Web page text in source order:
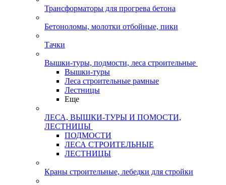
Трансформаторы для прогрева бетона
Бетоноломы, молотки отбойные, пики
Тачки
Вышки-туры, подмости, леса строительные
Вышки-туры
Леса строительные рамные
Лестницы
Еще
ЛЕСА, ВЫШКИ-ТУРЫ И ПОМОСТИ,
ЛЕСТНИЦЫ
ПОДМОСТИ
ЛЕСА СТРОИТЕЛЬНЫЕ
ЛЕСТНИЦЫ
Краны строительные, лебедки для стройки